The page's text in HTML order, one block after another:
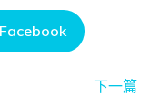
下一篇